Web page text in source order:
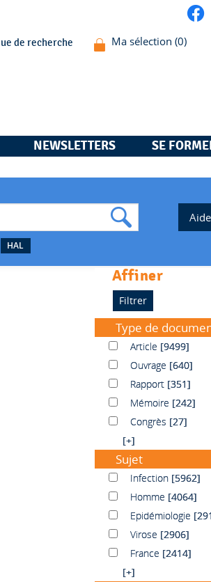
de recherche
NEWSLETTERS SE
HAL
affiner
Type de
ArticleArticle [9499]
OuvrageOuvrage [640]
RapportRapport [351]
MémoireMémoire [242]
CongrèsCongrès [27]
[+]
Sujet
InfectionInfection [5962]
HommeHomme [4064]
Epidémiologie
Epidémiologie
ViroseVirose [2906]
FranceFrance [2414]
[+]